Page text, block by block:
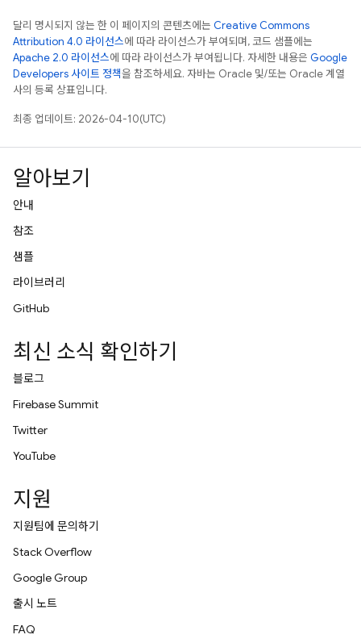
달리 명시되지 않는 한 이 페이지의 콘텐츠에는 Creative Commons
Attribution 4.0 라이선스에 따라 라이선스가 부여되며, 코드 샘플에는
Apache 2.0 라이선스에 따라 라이선스가 부여됩니다. 자세한 내용은 Google
Developers 사이트 정책을 참조하세요. 자바는 Oracle 및/또는 Oracle 계열
사의 등록 상표입니다.
최종 업데이트: 2026-04-10(UTC)
알아보기
안내
참조
샘플
라이브러리
GitHub
최신 소식 확인하기
블로그
Firebase Summit
Twitter
YouTube
지원
지원팀에 문의하기
Stack Overflow
Google Group
출시 노트
FAQ